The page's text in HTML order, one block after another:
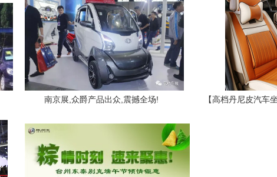
南京展,众爵产品出众,震撼全场!
【高档丹尼皮汽车